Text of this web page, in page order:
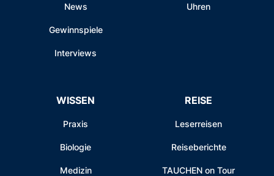
News
Gewinnspiele
Interviews
Uhren
WISSEN
Praxis
Biologie
Medizin
REISE
Leserreisen
Reiseberichte
TAUCHEN on Tour